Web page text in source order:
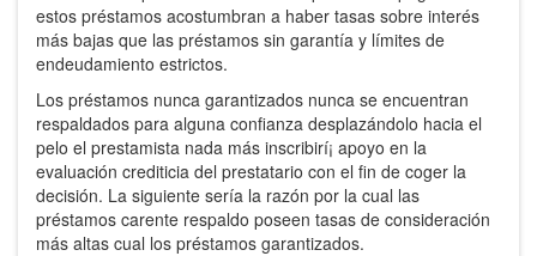
estos préstamos acostumbran a haber tasas sobre interés
más bajas que las préstamos sin garantía y límites de
endeudamiento estrictos.
Los préstamos nunca garantizados nunca se encuentran
respaldados para alguna confianza desplazándolo hacia el
pelo el prestamista nada más inscribirí¡ apoyo en la
evaluación crediticia del prestatario con el fin de coger la
decisión. La siguiente sería la razón por la cual las
préstamos carente respaldo poseen tasas de consideración
más altas cual los préstamos garantizados.